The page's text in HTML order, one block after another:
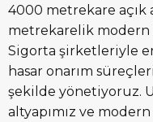
4000 metrekare açık
metrekarelik
Sigorta şirketleriyle
hasar onarım
şekilde yönetiyoruz.
altyapımız ve